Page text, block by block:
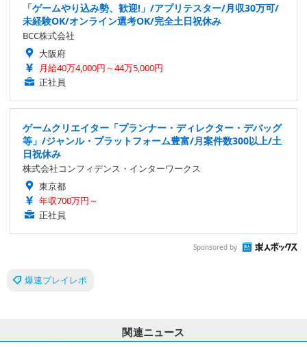
「ゲームやり込み勢、歓迎!」/アプリテスター/月収30万可/
未経験OK/オンライン選考OK/完全土日祝休み
BCC株式会社
大阪府
月給40万4,000円～44万5,000円
正社員
ゲームクリエイター「プランナー・ディレクター・デバッグ
等」/ジャンル・プラットフォーム豊富/月案件数300以上/土
日祝休み
株式会社コンフィデンス・インターワークス
東京都
年収700万円～
正社員
Sponsored by
爆速プレイレポ
関連ニュース